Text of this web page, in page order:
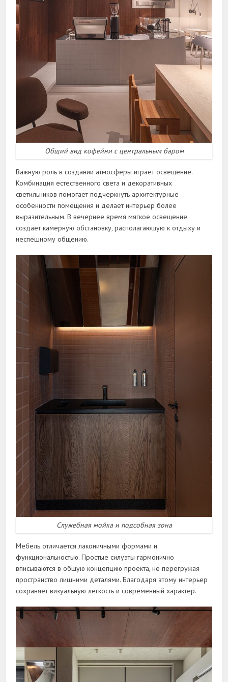
Общий вид кофейни с центральным баром
Важную роль в создании атмосферы играет освещение.
Комбинация естественного света и декоративных
светильников помогает подчеркнуть архитектурные
особенности помещения и делает интерьер более
выразительным. В вечернее время мягкое освещение
создает камерную обстановку, располагающую к отдыху и
неспешному общению.
Служебная мойка и подсобная зона
Мебель отличается лаконичными формами и
функциональностью. Простые силуэты гармонично
вписываются в общую концепцию проекта, не перегружая
пространство лишними деталями. Благодаря этому интерьер
сохраняет визуальную легкость и современный характер.